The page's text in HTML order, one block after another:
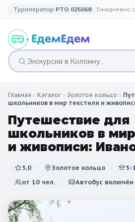
Туроператор РТО 025068 Ежедневно
🎉 ПО ПРАЗДНИКАМ
Все праздники
🔔 1 сентября
🎄 Новогодние
🥞 Масленица
🗓️ ПО ДЛИТЕЛЬНОСТИ
Однодневные
2 дня / 1 ночь
3 дня и больше
Главная › Каталог › Золотое кольцо ›
школьников в мир текстиля и
Путешествие для
школьников в
и живописи:
5,0 Золотое кольцо
5-
от 10 чел. Автобус включён